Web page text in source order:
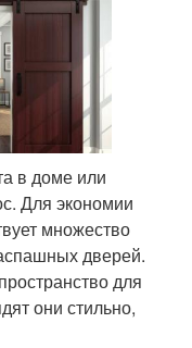
в доме или
Для экономии
множество
дверей.
для
они стильно,